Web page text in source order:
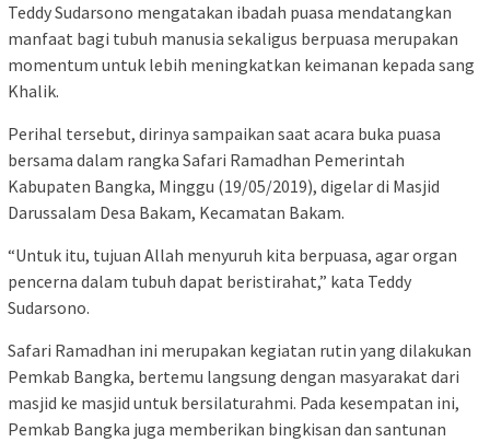
Teddy Sudarsono mengatakan ibadah puasa mendatangkan
manfaat bagi tubuh manusia sekaligus berpuasa merupakan
momentum untuk lebih meningkatkan keimanan kepada sang
Khalik.
Perihal tersebut, dirinya sampaikan saat acara buka puasa
bersama dalam rangka Safari Ramadhan Pemerintah
Kabupaten Bangka, Minggu (19/05/2019), digelar di Masjid
Darussalam Desa Bakam, Kecamatan Bakam.
“Untuk itu, tujuan Allah menyuruh kita berpuasa, agar organ
pencerna dalam tubuh dapat beristirahat,” kata Teddy
Sudarsono.
Safari Ramadhan ini merupakan kegiatan rutin yang dilakukan
Pemkab Bangka, bertemu langsung dengan masyarakat dari
masjid ke masjid untuk bersilaturahmi. Pada kesempatan ini,
Pemkab Bangka juga memberikan bingkisan dan santunan